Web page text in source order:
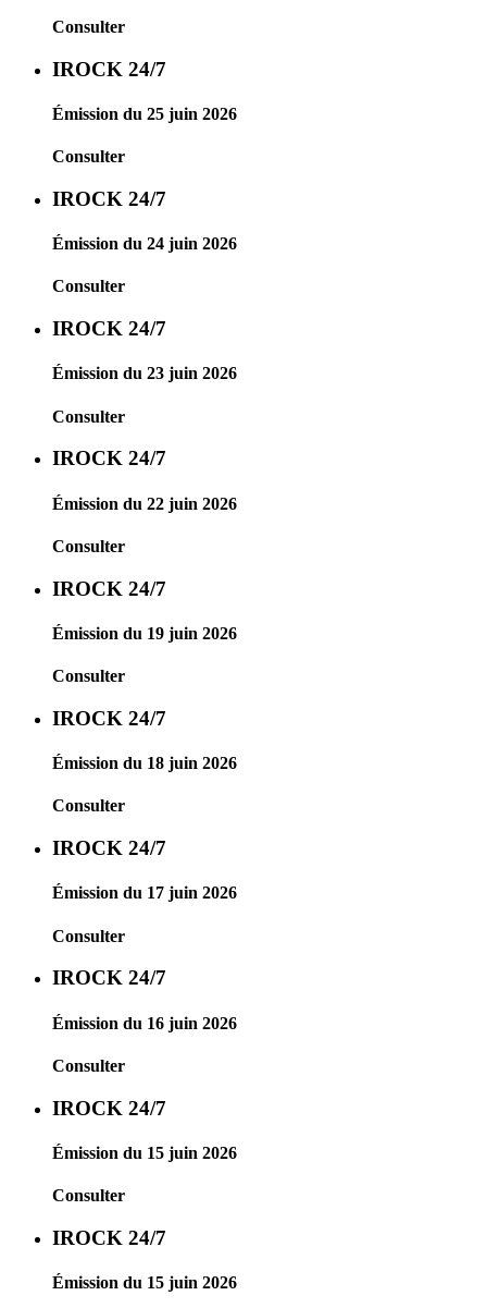
Consulter
IROCK 24/7
Émission du 25 juin 2026
Consulter
IROCK 24/7
Émission du 24 juin 2026
Consulter
IROCK 24/7
Émission du 23 juin 2026
Consulter
IROCK 24/7
Émission du 22 juin 2026
Consulter
IROCK 24/7
Émission du 19 juin 2026
Consulter
IROCK 24/7
Émission du 18 juin 2026
Consulter
IROCK 24/7
Émission du 17 juin 2026
Consulter
IROCK 24/7
Émission du 16 juin 2026
Consulter
IROCK 24/7
Émission du 15 juin 2026
Consulter
IROCK 24/7
Émission du 15 juin 2026